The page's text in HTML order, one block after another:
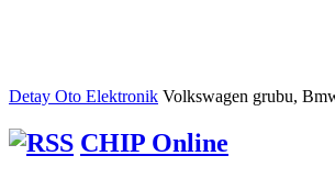
Detay Oto Elektronik Volkswagen grubu,
CHIP Online